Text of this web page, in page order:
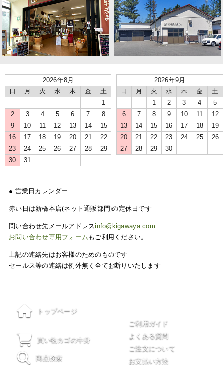
2026年8月
日
月 火 水 木 金
土
1
2
3 4 5 6 7
8
9
10 11 12 13 14
15
16
17 18 19 20 21
22
23
24 25 26 27 28
29
30
31
2026年9月
日
月 火 水 木 金
土
1
2 3 4
5
6
7 8 9 10 11
12
13
14 15 16 17 18
19
20
21 22 23 24 25
26
27
28 29 30
● 営業日カレンダー
赤い日は新橋本店(ネット通販部門)の定休日です
問い合わせ先メールアドレスinfo@kigawaya.com
お問い合わせ専用フォーム もご利用ください。
上記の連絡先はお客様のためのものです
セールス等の連絡は例外無く全てお断りいたします
トップページ
買い物カゴの中身
商品検索
ご利用ガイド
よくある質問
ご注文について
お支払い方法